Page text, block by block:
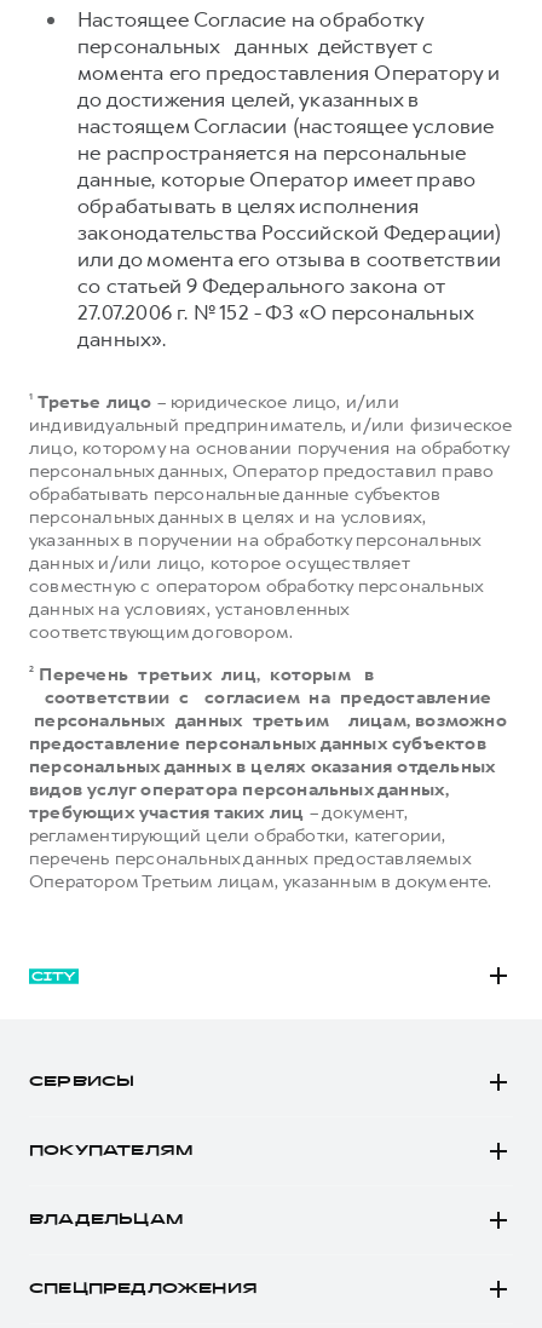
Настоящее Согласие на обработку
персональных данных действует с
момента его предоставления Оператору и
до достижения целей, указанных в
настоящем Согласии (настоящее условие
не распространяется на персональные
данные, которые Оператор имеет право
обрабатывать в целях исполнения
законодательства Российской Федерации)
или до момента его отзыва в соответствии
со статьей 9 Федерального закона от
27.07.2006 г. № 152 - ФЗ «О персональных
данных».
¹Третье лицо – юридическое лицо, и/или
индивидуальный предприниматель, и/или физическое
лицо, которому на основании поручения на обработку
персональных данных, Оператор предоставил право
обрабатывать персональные данные субъектов
персональных данных в целях и на условиях,
указанных в поручении на обработку персональных
данных и/или лицо, которое осуществляет
совместную с оператором обработку персональных
данных на условиях, установленных
соответствующим договором.
² Перечень третьих лиц, которым в
соответствии с согласием на предоставление
персональных данных третьим лицам, возможно
предоставление персональных данных субъектов
персональных данных в целях оказания отдельных
видов услуг оператора персональных данных,
требующих участия таких лиц – документ,
регламентирующий цели обработки, категории,
перечень персональных данных предоставляемых
Оператором Третьим лицам, указанным в документе.
СЕРВИСЫ
ПОКУПАТЕЛЯМ
Конфигуратор HAVAL
ВЛАДЕЛЬЦАМ
Запись на сервис
СПЕЦПРЕДЛОЖЕНИЯ